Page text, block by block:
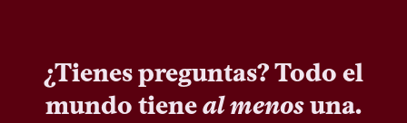
¿Tienes preguntas? Todo el
mundo tieneal menosuna.